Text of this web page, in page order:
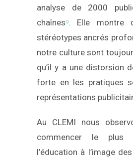
analyse de 2000
chaînes9. Elle montre
stéréotypes ancrés
notre culture sont
qu’il y a une distorsion
forte en les pratiques
représentations
Au CLEMI nous
commencer le plus
l’éducation à l’image